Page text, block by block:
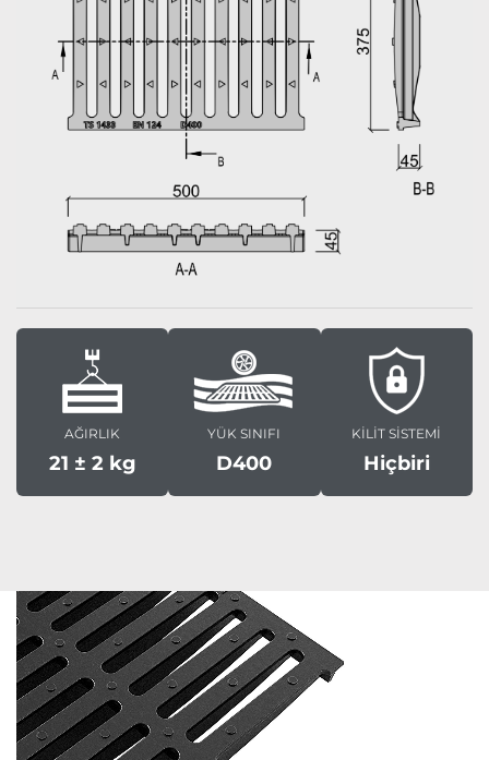
AĞIRLIK
21 ± 2 kg
YÜK SINIFI
D400
KİLİT SİSTEMİ
Hiçbiri